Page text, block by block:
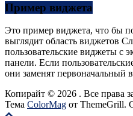
Пример виджета
Это пример виджета, что бы
выглядит область виджетов
пользовательские виджеты с
панели. Если
они заменят первоначальный
Копирайт © 2026 . Все права
Тема ColorMag от ThemeGrill.